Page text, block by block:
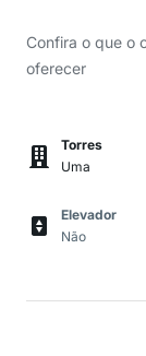
Confira o que o
oferecer
Torres
Uma
Elevador
Não